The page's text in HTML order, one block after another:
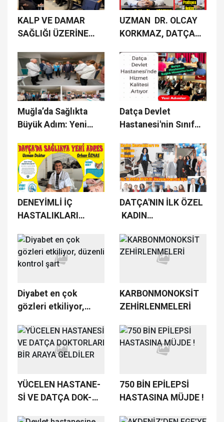
KALP VE DAMAR
SAĞLIĞI ÜZERİNE
UZMAN DR. OLCAY
KORKMAZ, DATÇA
BAŞHEKİMİ OLDU
Muğla’da Sağlıkta
Büyük Adım: Yeni
Hizmete Açıldı
Datça Devlet
Hastanesi'nin Sınıf
Kadro Görüşmeleri
Gerçekleşti
DENEYİMLİ İÇ
HASTALIKLARI
MUAYENEHANESİYLE
DATÇA' DA
HİZMETİNİZDE
DATÇA'NIN İLK ÖZEL
KADIN
DOĞUM UZMANI, OP.
DR. BERNA AYDEMİR
MUAYENEHANESİNİ
Diyabet en çok
gözleri etkiliyor,
KAR­BON­MO­NOKSİT
ZEHİRLEN­ME­LERİ
YÜ­CE­LEN HAS­TA­NE­
Sİ VE DATÇA DOK­
750 BİN EPİLEPSİ
HASTASINA MÜJDE !